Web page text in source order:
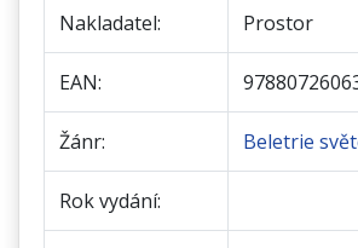
Nakladatel: Prostor
EAN:
Žánr: Beletrie
Rok vydání: